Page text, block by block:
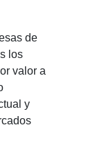
de
los
valor a
y